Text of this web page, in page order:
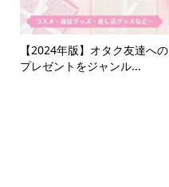
【2024年版】オタク友達への
プレゼントをジャンル...